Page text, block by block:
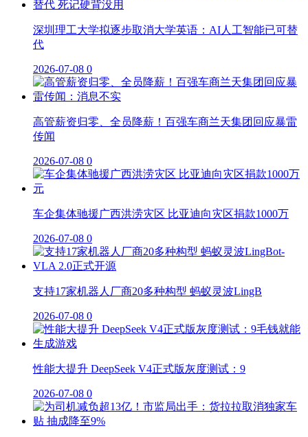
深圳理工大学拟逐步取消大学英语：AI人工智能已可替
代
2026-07-08 0
高管薪资归零、全员降薪！百强车商兰天集团回应暴雷
传闻
2026-07-08 0
车企集体驰援广西洪涝灾区 比亚迪向灾区捐款1000万
2026-07-08 0
支持17家机器人厂商20多种构型 蚂蚁灵波LingB
2026-07-08 0
性能大提升 DeepSeek V4正式版灰度测试：9
2026-07-08 0